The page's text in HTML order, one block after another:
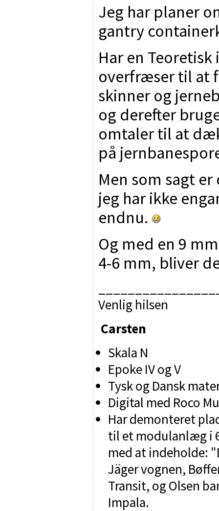
Jeg har planer
gantry
Har en
overfræser til at
skinner og
og derefter
omtaler til at
på
Men som sagt
jeg har ikke
endnu.
Og med en 9
4-6 mm, bliver
Venlig hilsen
Carsten
Skala N
Epoke IV og V
Tysk og Dansk
Digital med Roco
Har demonteret
til et modulanlæg i
med at indeholde:
Jäger vognen,
Transit, og Olsen
Impala.